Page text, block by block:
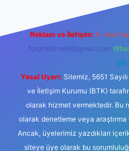
Reklam ve İletişim: E-mail:
forumhizmeti@gmail.com
Yasal Uyarı: Sitemiz, 5651
ve İletişim Kurumu (BTK)
olarak hizmet vermektedir. Bu
olarak denetleme veya
Ancak, üyelerimiz yazdıkları
siteye üye olarak bu